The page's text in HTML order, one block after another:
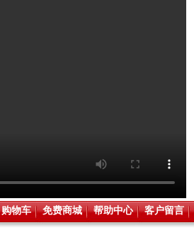
购物车 免费商城 帮助中心 客户留言